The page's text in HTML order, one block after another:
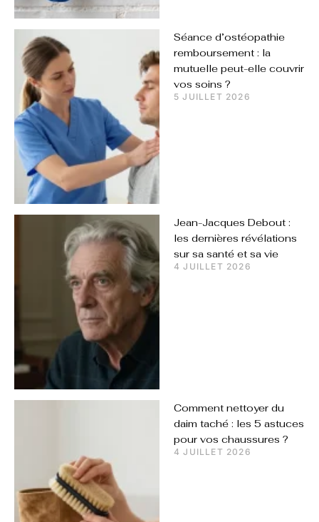
Séance d’ostéopathie
remboursement : la
mutuelle peut-elle couvrir
vos soins ?
5 JUILLET 2026
Jean-Jacques Debout :
les dernières révélations
sur sa santé et sa vie
4 JUILLET 2026
Comment nettoyer du
daim taché : les 5 astuces
pour vos chaussures ?
4 JUILLET 2026